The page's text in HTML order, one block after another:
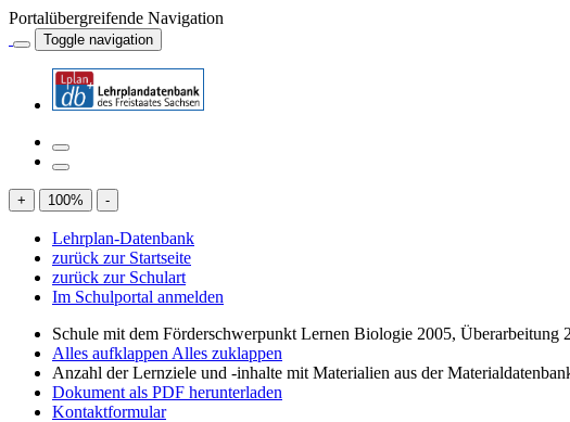
Portalübergreifende Navigation
Toggle navigation
+ 100% -
Lehrplan-Datenbank
zurück zur Startseite
zurück zur Schulart
Im Schulportal anmelden
Schule mit dem Förderschwerpunkt Lernen Biologie 2005, Überarbeitung
Alles aufklappen Alles zuklappen
Anzahl der Lernziele und -inhalte mit Materialien aus der
Dokument als PDF herunterladen
Kontaktformular